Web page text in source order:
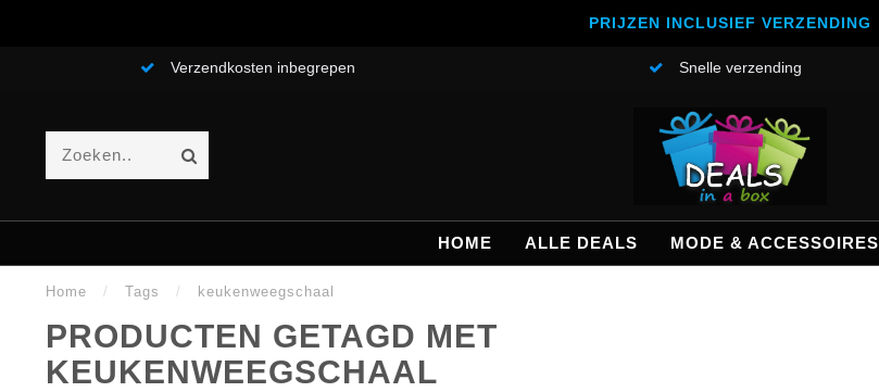
PRIJZEN INCLUSIEF VERZENDING
Verzendkosten inbegrepen Snelle verzending
HOME ALLE DEALS MODE & ACCESSOIRES
Home / Tags / keukenweegschaal
PRODUCTEN GETAGD MET
KEUKENWEEGSCHAAL